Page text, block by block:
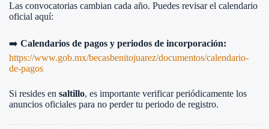
Las convocatorias cambian cada año. Puedes revisar el calendario
oficial aquí:
➡️ Calendarios de pagos y periodos de incorporación:
https://www.gob.mx/becasbenitojuarez/documentos/calendario-
de-pagos
Si resides en saltillo, es importante verificar periódicamente los
anuncios oficiales para no perder tu periodo de registro.